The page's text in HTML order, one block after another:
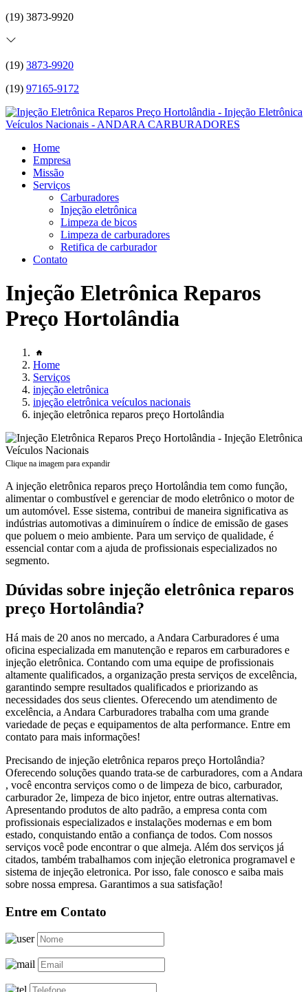
(19) 3873-9920
(19) 3873-9920
(19) 97165-9172
Home
Empresa
Missão
Serviços
Carburadores
Injeção eletrônica
Limpeza de bicos
Limpeza de carburadores
Retifica de carburador
Contato
Injeção Eletrônica Reparos
Preço Hortolândia
Home
Serviços
injeção eletrônica
injeção eletrônica veículos nacionais
injeção eletrônica reparos preço Hortolândia
Clique na imagem para expandir
A injeção eletrônica reparos preço Hortolândia tem como função,
alimentar o combustível e gerenciar de modo eletrônico o motor de
um automóvel. Esse sistema, contribui de maneira significativa as
indústrias automotivas a diminuírem o índice de emissão de gases
que poluem o meio ambiente. Para um serviço de qualidade, é
essencial contar com a ajuda de profissionais especializados no
segmento.
Dúvidas sobre injeção eletrônica reparos
preço Hortolândia?
Há mais de 20 anos no mercado, a Andara Carburadores é uma
oficina especializada em manutenção e reparos em carburadores e
injeção eletrônica. Contando com uma equipe de profissionais
altamente qualificados, a organização presta serviços de excelência,
garantindo sempre resultados qualificados e priorizando as
necessidades dos seus clientes. Oferecendo um atendimento de
excelência, a Andara Carburadores trabalha com uma grande
variedade de peças e equipamentos de alta performance. Entre em
contato para mais informações!
Precisando de injeção eletrônica reparos preço Hortolândia?
Oferecendo soluções quando trata-se de carburadores, com a Andara
, você encontra serviços como o de limpeza de bico, carburador,
carburador 2e, limpeza de bico injetor, entre outras alternativas.
Apresentando produtos de alto padrão, a empresa conta com
profissionais especializados e instalações modernas e em bom
estado, conquistando então a confiança de todos. Com nossos
serviços você pode encontrar o que almeja. Além dos serviços já
citados, também trabalhamos com injeção eletronica programavel e
sistema de injeção eletronica. Por isso, fale conosco e saiba mais
sobre nossa empresa. Garantimos a sua satisfação!
Entre em Contato